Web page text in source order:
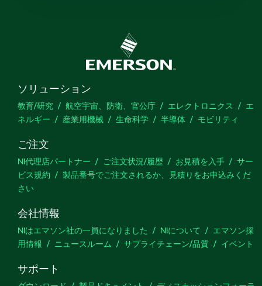
ソリューション
教育/研究 航空宇宙、防衛、官公庁 エレクトロニクス
エ
ネルギー
産業用機械 生命科学 半導体 モビリティ
ご注文
NI代理店パートナー ご注文状況/履歴 お見積を入手
サー
ビス規約
製品番号でご注文されるか、見積りをお申込みくだ
さい
会社情報
NIはエマソン社の一員になりました NIについて
エマソン採
用情報
ニュースルーム サプライチェーン/品質 イベント
サポート